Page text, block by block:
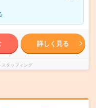
詳しく見る
タッフィング